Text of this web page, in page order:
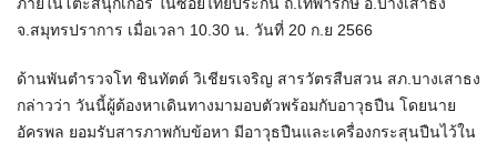
ภายในโต๊ะสนุ๊กเกอร์ ในซอยไทยประกัน ถ.เทพารักษ์ อ.บางเสาธง
จ.สมุทรปราการ เมื่อเวลา 10.30 น. วันที่ 20 ก.ย 2566
ด้านพันตำรวจโท ชินทัตต์ วิเชียรเจริญ สารวัตรสืบสวน สภ.บางเสาธง
กล่าวว่า วันนี้ผู้ต้องหาเดินทางมามอบตัวพร้อมกับอาวุธปืน โดยนาย
อัครพล ยอมรับสารภาพกับข้อหา มีอาวุธปืนและเครื่องกระสุนปืนไว้ใน